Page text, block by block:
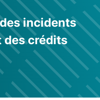
incidents
des crédits